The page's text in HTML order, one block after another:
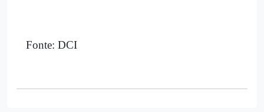
Fonte: DCI